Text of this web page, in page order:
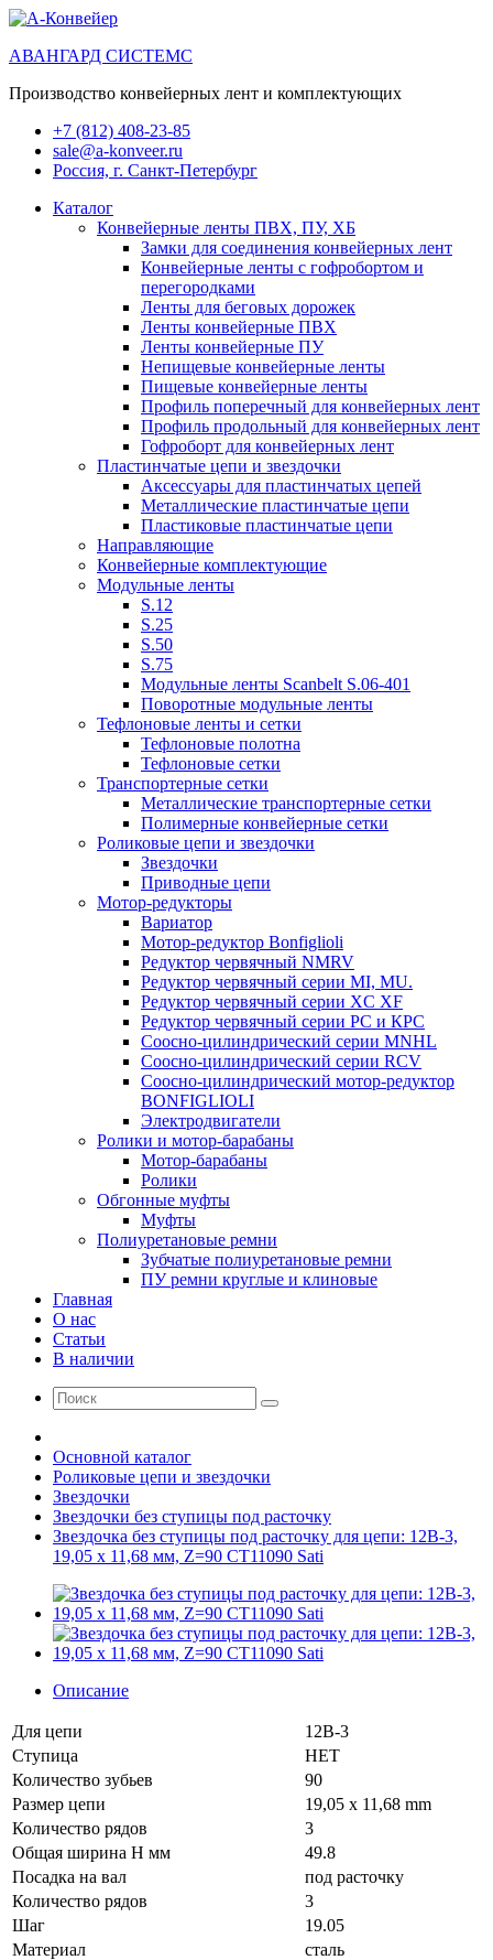
АВАНГАРД СИСТЕМС
Производство конвейерных лент и комплектующих
+7 (812) 408-23-85
sale@a-konveer.ru
Россия, г. Санкт-Петербург
Каталог
Конвейерные ленты ПВХ, ПУ, ХБ
Замки для соединения конвейерных лент
Конвейерные ленты с гофробортом и
перегородками
Ленты для беговых дорожек
Ленты конвейерные ПВХ
Ленты конвейерные ПУ
Непищевые конвейерные ленты
Пищевые конвейерные ленты
Профиль поперечный для конвейерных лент
Профиль продольный для конвейерных лент
Гофроборт для конвейерных лент
Пластинчатые цепи и звездочки
Аксессуары для пластинчатых цепей
Металлические пластинчатые цепи
Пластиковые пластинчатые цепи
Направляющие
Конвейерные комплектующие
Модульные ленты
S.12
S.25
S.50
S.75
Модульные ленты Scanbelt S.06-401
Поворотные модульные ленты
Тефлоновые ленты и сетки
Тефлоновые полотна
Тефлоновые сетки
Транспортерные сетки
Металлические транспортерные сетки
Полимерные конвейерные сетки
Роликовые цепи и звездочки
Звездочки
Приводные цепи
Мотор-редукторы
Вариатор
Мотор-редуктор Bonfiglioli
Редуктор червячный NMRV
Редуктор червячный серии MI, MU.
Редуктор червячный серии XC XF
Редуктор червячный серии РС и КРС
Соосно-цилиндрический серии MNHL
Соосно-цилиндрический серии RCV
Соосно-цилиндрический мотор-редуктор
BONFIGLIOLI
Электродвигатели
Ролики и мотор-барабаны
Мотор-барабаны
Ролики
Обгонные муфты
Муфты
Полиуретановые ремни
Зубчатые полиуретановые ремни
ПУ ремни круглые и клиновые
Главная
О нас
Статьи
В наличии
Основной каталог
Роликовые цепи и звездочки
Звездочки
Звездочки без ступицы под расточку
Звездочка без ступицы под расточку для цепи: 12B-3,
19,05 x 11,68 мм, Z=90 CT11090 Sati
Описание
Для цепи
12B-3
Ступица
НЕТ
Количество зубьев
90
Размер цепи
19,05 x 11,68 mm
Количество рядов
3
Общая ширина H мм
49.8
Посадка на вал
под расточку
Количество рядов
3
Шаг
19.05
Материал
сталь